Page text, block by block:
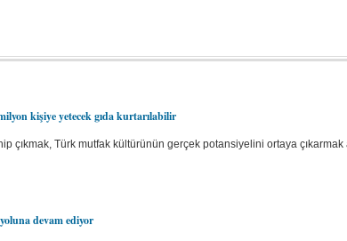
kişiye yetecek gıda kurtarılabilir
çıkmak, Türk mutfak kültürünün gerçek potansiyelini ortaya
devam ediyor